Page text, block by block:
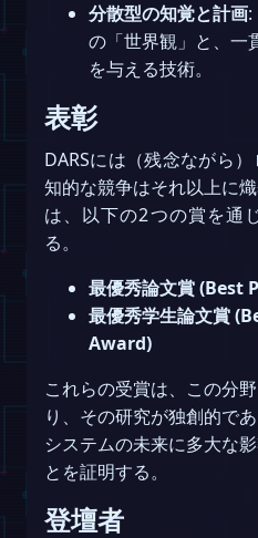
分散型の知覚と計画:
の「世界観」と、一
を与える技術。
表彰
DARSには（残念ながら）
知的な競争はそれ以上に
は、以下の2つの賞を通
る。
最優秀論文賞 (Best
最優秀学生論文賞
Award)
これらの受賞は、この分
り、その研究が独創的で
システムの未来に多大な
とを証明する。
登壇者